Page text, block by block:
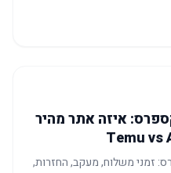
איזה אתר מהיר
זמני משלוח, מעקב, החזרות,